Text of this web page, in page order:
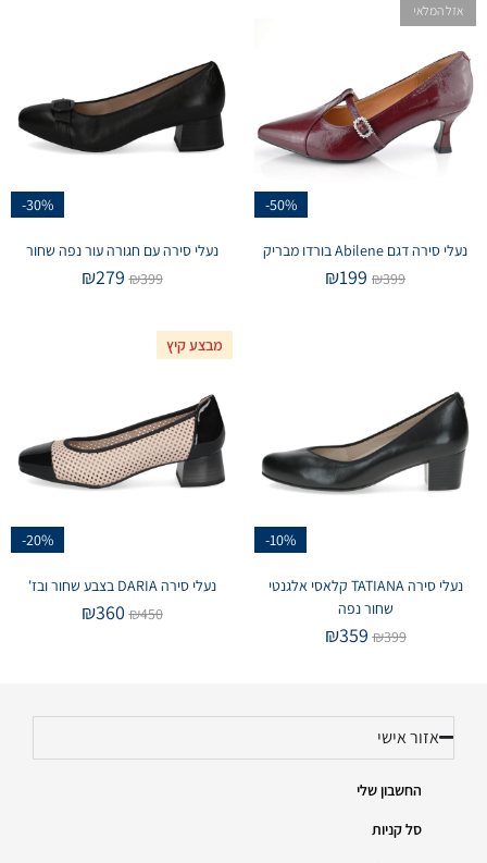
-50%
אזל המלאי
נעלי סירה דגם Abilene בורדו מבריק
₪399
₪199
-30%
נעלי סירה עם חגורה עור נפה שחור
₪399
₪279
-10%
נעלי סירה TATIANA קלאסי אלגנטי
שחור נפה
₪399
₪359
מבצע קיץ
-20%
נעלי סירה DARIA בצבע שחור ובז'
₪450
₪360
אזור אישי
החשבון שלי
סל קניות